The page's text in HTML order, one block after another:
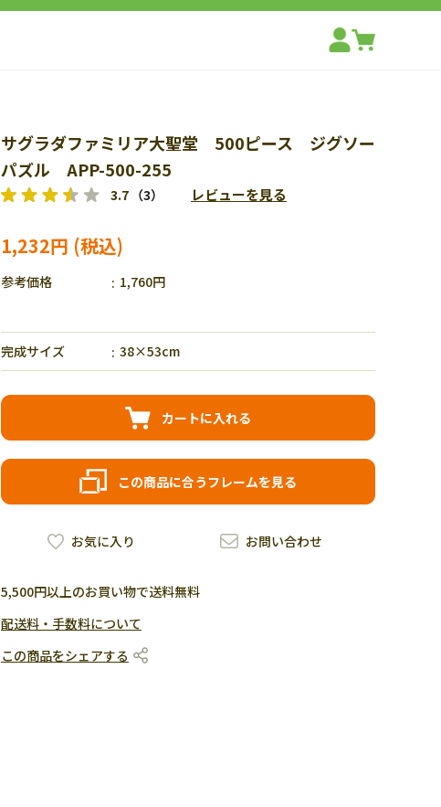
サグラダファミリア大聖堂 500ピース ジグソー
パズル APP-500-255
3.7 （3） レビューを見る
1,232円
参考価格 1,760円
完成サイズ 38×53cm
カートに入れる
この商品に合うフレームを見る
お問い合わせ
お気に入り
5,500円以上のお買い物で送料無料
配送料・手数料について
この商品をシェアする